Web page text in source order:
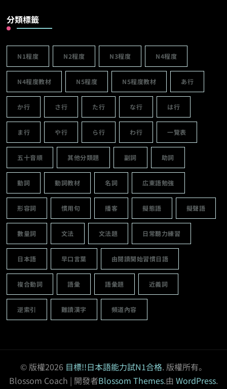
分類標籤
N1程度 N2程度 N3程度 N4程度
N4程度教材 N5程度 N5程度教材 あ行
か行 さ行 た行 な行 は行
ま行 や行 ら行 わ行 一覽表
五十音順 其他分類題 副詞 助詞
動詞 動詞教材 名詞 広東語勉強
形容詞 慣用句 播客 擬態語 擬聲語
數量詞 文法 文法題 日常聽力練習
日本語 早口言葉 由閱讀開始習慣日語
複合動詞 語彙 語彙題 近義詞
逆索引 難讀漢字 頻道內容
© 版權2026 目標!!日本語能力試N1合格. 版權所有。
Blossom Coach | 開發者Blossom Themes.由 WordPress.